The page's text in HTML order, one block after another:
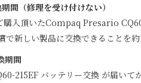
間（修理を受け付けない）
入頂いたCompaq Presario
で新しい製品に交換できることを約
期間
215EF バッテリー交換 が届いて